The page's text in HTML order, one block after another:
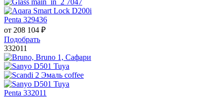
Penta 329436
от 208 104 ₽
Подобрать
332011
Penta 332011